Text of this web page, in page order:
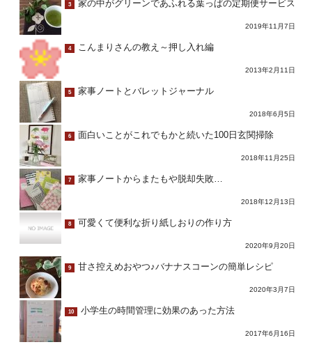
3 家の中がグリーンであふれる葉っぱの定期便サービス
2019年11月7日
4 こんまりさんの教え～押し入れ編
2013年2月11日
5 家事ノートとバレットジャーナル
2018年6月5日
6 面白いことがこれでもかと続いた100日玄関掃除
2018年11月25日
7 家事ノートからまたもや脱却失敗…
2018年12月13日
8 可愛くて便利な折り紙しおりの作り方
2020年9月20日
9 甘さ控えめおやつ♪バナナスコーンの簡単レシピ
2020年3月7日
10 小学生の時間管理に効果のあった方法
2017年6月16日